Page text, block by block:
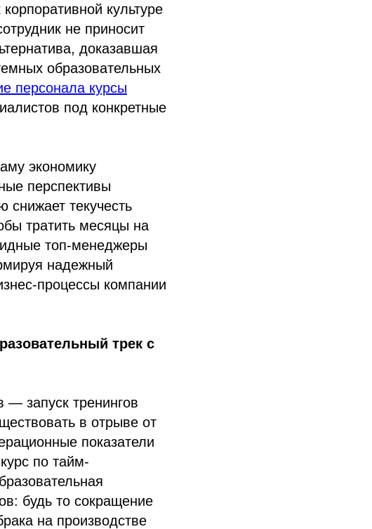
культуре
не приносит
доказавшая
образовательных
персонала курсы
под конкретные
экономику
перспективы
снижает текучесть
тратить месяцы на
топ-менеджеры
надежный
процессы компании
трек с
— запуск тренингов
в отрыве от
показатели
по тайм-
будь то сокращение
на производстве